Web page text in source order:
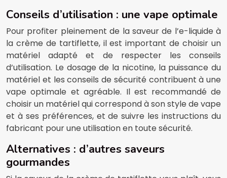
Conseils d’utilisation : une vape optimale
Pour profiter pleinement de la saveur de l’e-liquide à
la crème de tartiflette, il est important de choisir un
matériel adapté et de respecter les conseils
d’utilisation. Le dosage de la nicotine, la puissance du
matériel et les conseils de sécurité contribuent à une
vape optimale et agréable. Il est recommandé de
choisir un matériel qui correspond à son style de vape
et à ses préférences, et de suivre les instructions du
fabricant pour une utilisation en toute sécurité.
Alternatives : d’autres saveurs
gourmandes